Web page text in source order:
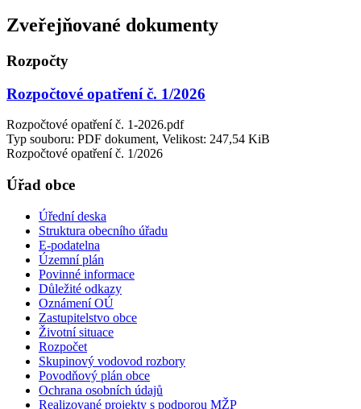
Zveřejňované dokumenty
Rozpočty
Rozpočtové opatření č. 1/2026
Rozpočtové opatření č. 1-2026.pdf
Typ souboru: PDF dokument, Velikost: 247,54 KiB
Rozpočtové opatření č. 1/2026
Úřad obce
Úřední deska
Struktura obecního úřadu
E-podatelna
Územní plán
Povinné informace
Důležité odkazy
Oznámení OÚ
Zastupitelstvo obce
Životní situace
Rozpočet
Skupinový vodovod rozbory
Povodňový plán obce
Ochrana osobních údajů
Realizované projekty s podporou MŽP